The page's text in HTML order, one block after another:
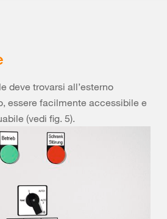
deve trovarsi all’esterno
essere facilmente accessibile e
(vedi fig. 5).